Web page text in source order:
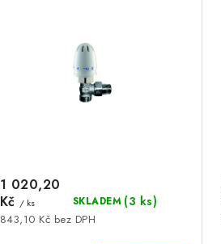
SKLADEM (3 ks)
843,10 Kč bez DPH
1 020,20
Kč / ks